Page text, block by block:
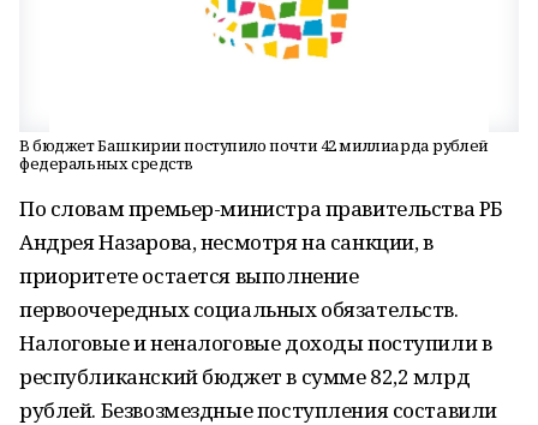
В бюджет Башкирии поступило почти 42 миллиарда рублей
федеральных средств
По словам премьер-министра правительства РБ
Андрея Назарова, несмотря на санкции, в
приоритете остается выполнение
первоочередных социальных обязательств.
Налоговые и неналоговые доходы поступили в
республиканский бюджет в сумме 82,2 млрд
рублей. Безвозмездные поступления составили